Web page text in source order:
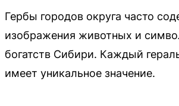
Гербы городов округа часто
изображения животных и
богатств Сибири. Каждый
имеет уникальное значение.